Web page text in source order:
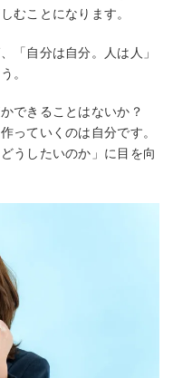
むことになります。
「自分は自分。人は人」
。
できることはないか？
っていくのは自分です。
うしたいのか」に目を向